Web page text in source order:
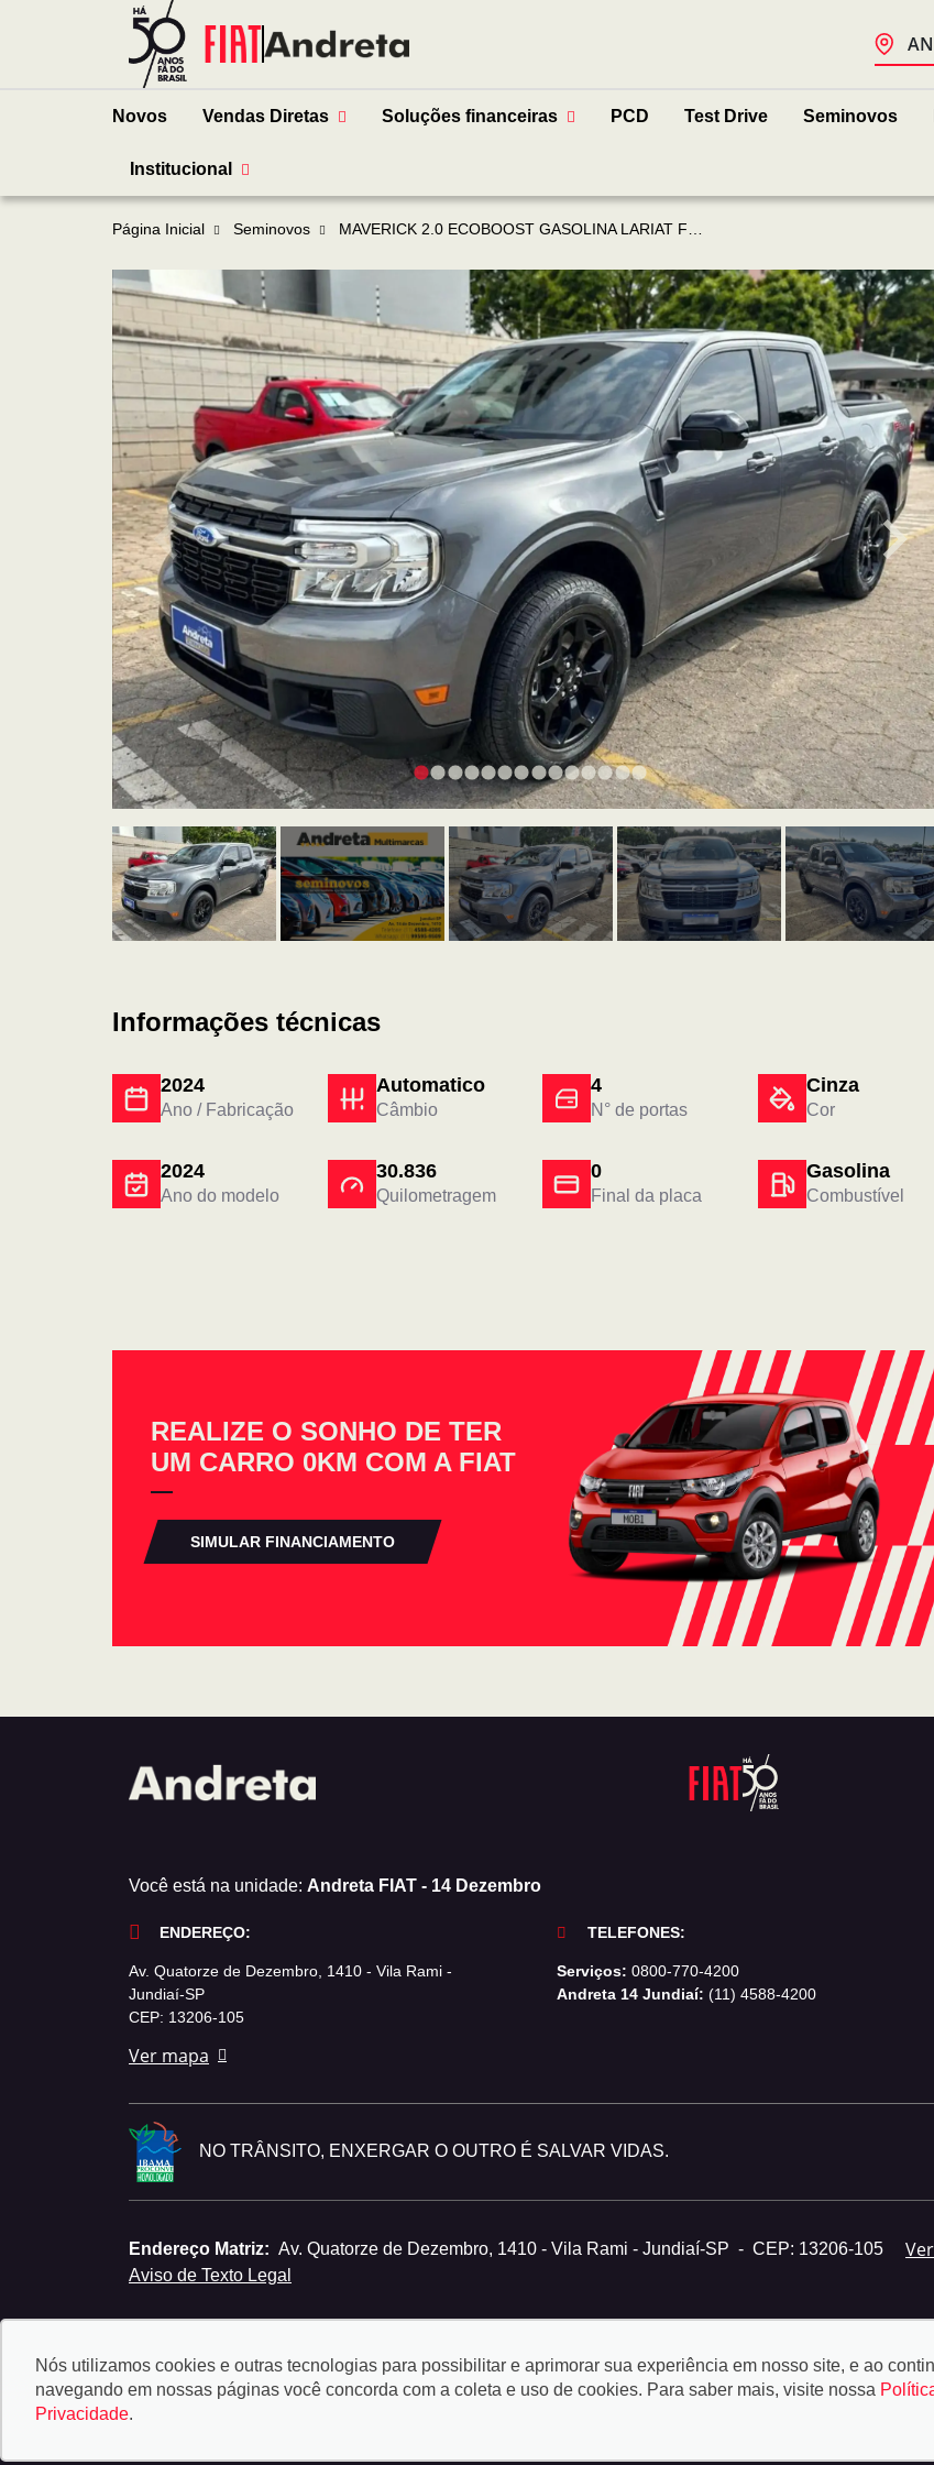
Novos Vendas Diretas Soluções financeiras PCD Test Drive Seminovos
Institucional
Página Inicial Seminovos MAVERICK 2.0 ECOBOOST GASOLINA LARIAT FX4 AUTOMÁTICO
Informações técnicas
2024
Ano / Fabricação
Automatico
Câmbio
4
N° de portas
Cinza
Cor
2024
Ano do modelo
30.836
Quilometragem
0
Final da placa
Gasolina
Combustível
REALIZE O SONHO DE TER
UM CARRO 0KM COM A FIAT
SIMULAR FINANCIAMENTO
Você está na unidade: Andreta FIAT - 14 Dezembro
ENDEREÇO:
Av. Quatorze de Dezembro, 1410 - Vila Rami -
Jundiaí-SP
CEP: 13206-105
Ver mapa
TELEFONES:
Serviços: 0800-770-4200
Andreta 14 Jundiaí: (11) 4588-4200
NO TRÂNSITO, ENXERGAR O OUTRO É SALVAR VIDAS.
Endereço Matriz: Av. Quatorze de Dezembro, 1410 - Vila Rami - Jundiaí-SP - CEP: 13206-105
Aviso de Texto Legal
Nós utilizamos cookies e outras tecnologias para possibilitar e aprimorar sua experiência em nosso site, e ao
navegando em nossas páginas você concorda com a coleta e uso de cookies. Para saber mais, visite nossa
Privacidade.